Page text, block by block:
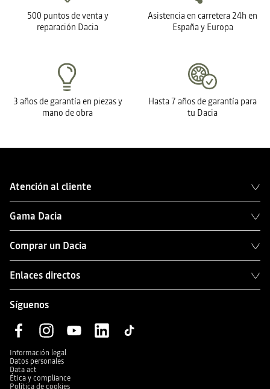
500 puntos de venta y
reparación Dacia
Asistencia en carretera 24h en
España y Europa
3 años de garantía en piezas y
mano de obra
Hasta 7 años de garantía para
tu Dacia
Atención al cliente
Gama Dacia
Comprar un Dacia
Enlaces directos
Síguenos
Información legal
Datos personales
Data act
Ética y compliance
Política de cookies